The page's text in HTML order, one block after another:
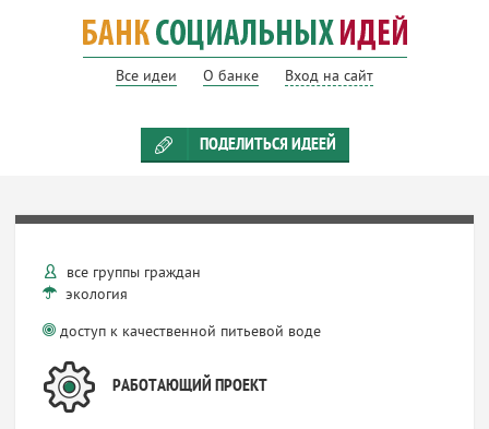
Все идеи О банке Вход на сайт
ПОДЕЛИТЬСЯ ИДЕЕЙ
все группы граждан
экология
доступ к качественной питьевой воде
РАБОТАЮЩИЙ ПРОЕКТ